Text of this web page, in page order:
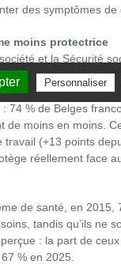
des symptômes de
moins protectrice
et la Sécurité
Mais ces dernières
protection sociale.
74 % de Belges
de moins en moins.
travail (+13 points
réellement face
de santé, en 2015,
tandis qu’ils ne
: la part de
% en 2025.
Personnaliser